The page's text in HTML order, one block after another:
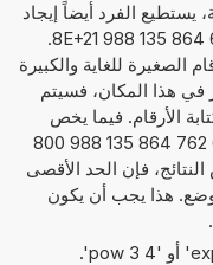
يستطيع الفرد أيضاً إيجاد
طرق لكتابة الأرقام كما يلي 6,762 864 135 988 8E+21.
الصغيرة للغاية والكبيرة
في هذا المكان، فسيتم
الأرقام. فيما يخص
المثال بالأعلى، سيظهر كما يلي 6 762 864 135 988 800
النتائج، فإن الحد الأقصى
هذه الآلة الحاسبة هو 14 موضع. هذا يجب أن يكون